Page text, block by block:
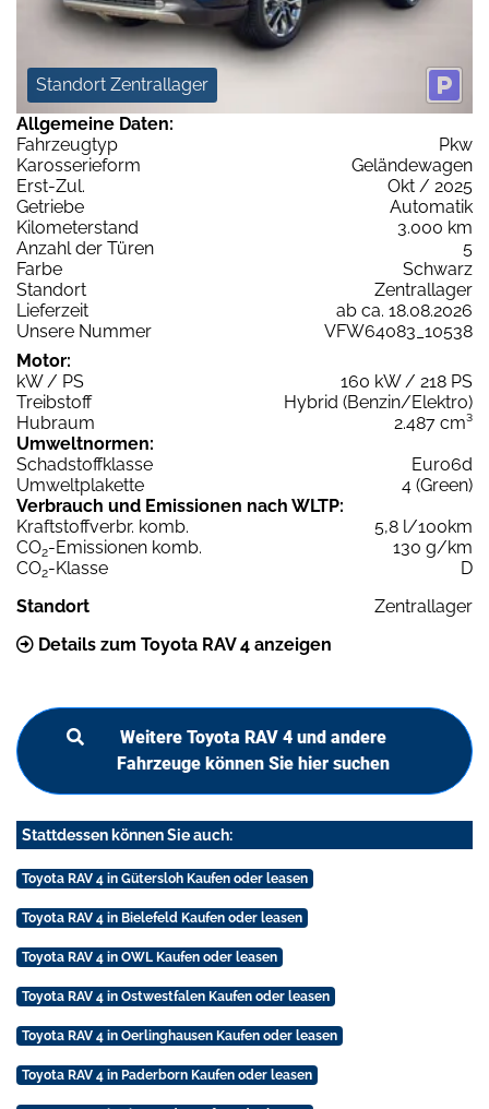
Standort Zentrallager
Allgemeine Daten:
Fahrzeugtyp
Pkw
Karosserieform
Geländewagen
Erst-Zul.
Okt / 2025
Getriebe
Automatik
Kilometerstand
3.000 km
Anzahl der Türen
5
Farbe
Schwarz
Standort
Zentrallager
Lieferzeit
ab ca. 18.08.2026
Unsere Nummer
VFW64083_10538
Motor:
kW / PS
160 kW / 218 PS
Treibstoff
Hybrid (Benzin/Elektro)
Hubraum
2.487 cm³
Umweltnormen:
Schadstoffklasse
Euro6d
Umweltplakette
4 (Green)
Verbrauch und Emissionen nach WLTP:
Kraftstoffverbr. komb.
5,8 l/100km
CO2-Emissionen komb.
130 g/km
CO2-Klasse
D
Standort
Zentrallager
Details zum Toyota RAV 4 anzeigen
Weitere Toyota RAV 4 und andere
Fahrzeuge können Sie hier suchen
Stattdessen können Sie auch:
Toyota RAV 4 in Gütersloh Kaufen oder leasen
Toyota RAV 4 in Bielefeld Kaufen oder leasen
Toyota RAV 4 in OWL Kaufen oder leasen
Toyota RAV 4 in Ostwestfalen Kaufen oder leasen
Toyota RAV 4 in Oerlinghausen Kaufen oder leasen
Toyota RAV 4 in Paderborn Kaufen oder leasen